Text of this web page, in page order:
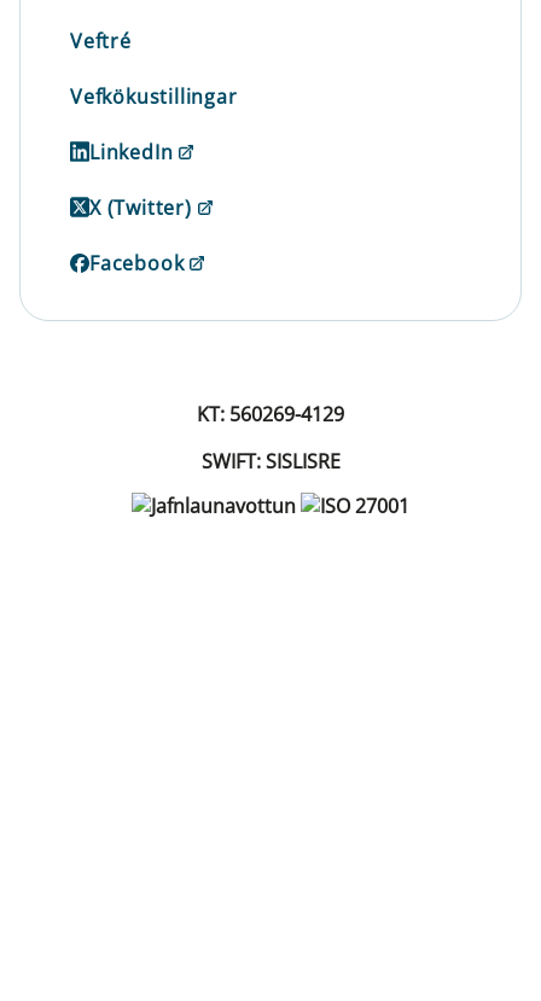
Veftré
Vefkökustillingar
LinkedIn
X (Twitter)
Facebook
KT: 560269-4129
SWIFT: SISLISRE